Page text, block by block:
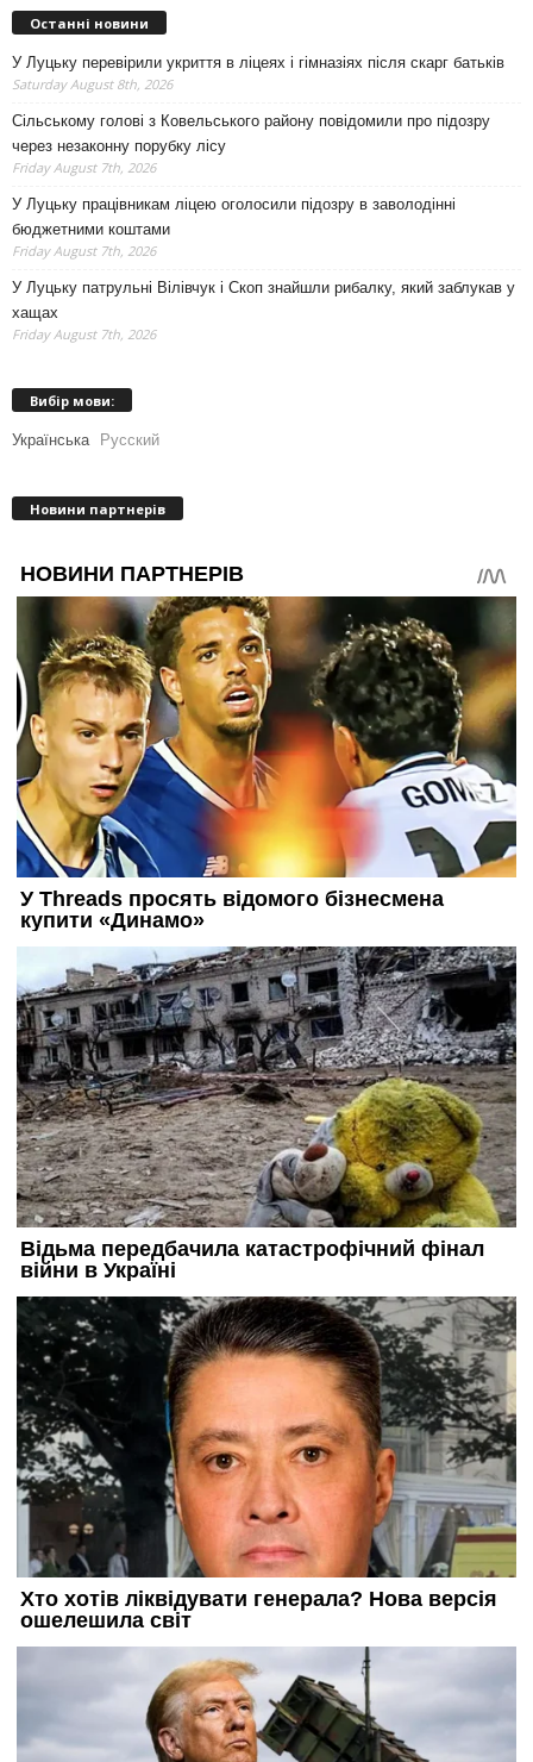
Останні новини
У Луцьку перевірили укриття в ліцеях і гімназіях після скарг батьків
Saturday August 8th, 2026
Сільському голові з Ковельського району повідомили про підозру
через незаконну порубку лісу
Friday August 7th, 2026
У Луцьку працівникам ліцею оголосили підозру в заволодінні
бюджетними коштами
Friday August 7th, 2026
У Луцьку патрульні Вілівчук і Скоп знайшли рибалку, який заблукав у
хащах
Friday August 7th, 2026
Вибір мови:
Українська Русский
Новини партнерів